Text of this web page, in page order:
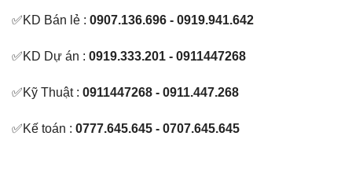
✅KD Bán lẻ : 0907.136.696 - 0919.941.642
✅KD Dự án : 0919.333.201 - 0911447268
✅Kỹ Thuật : 0911447268 - 0911.447.268
✅Kế toán : 0777.645.645 - 0707.645.645